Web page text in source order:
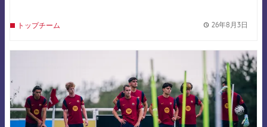
トップチーム 26年8月3日